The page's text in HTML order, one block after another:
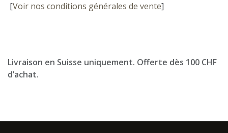
[Voir nos conditions générales de vente]
Livraison en Suisse uniquement. Offerte dès 100 CHF
d’achat.